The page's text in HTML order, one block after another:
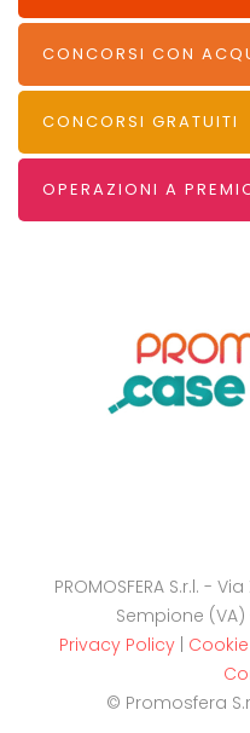
CONCORSI CON
CONCORSI GRATUITI
OPERAZIONI A
PROMOSFERA S.r.l. -
Sempione (VA)
Privacy Policy|
© Promosfera